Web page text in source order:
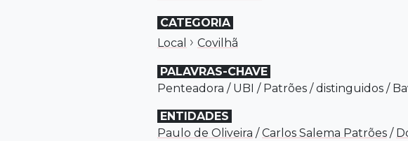
CATEGORIA
Local › Covilhã
PALAVRAS-CHAVE
Penteadora / UBI / Patrões /distinguidos /
ENTIDADES
Paulo de Oliveira /Carlos Salema Patrões /